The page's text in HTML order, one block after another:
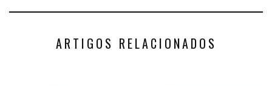
ARTIGOS RELACIONADOS